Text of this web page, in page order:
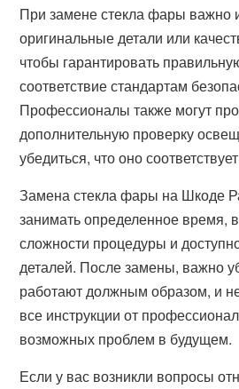
При замене стекла фары важно
оригинальные детали или
чтобы гарантировать
соответствие стандартам
Профессионалы также могут
дополнительную проверку
убедиться, что оно
Замена стекла фары на Шкоде
занимать определенное время,
сложности процедуры и
деталей. После замены, важно
работают должным образом, и
все инструкции от
возможных проблем в будущем.
Если у вас возникли вопросы